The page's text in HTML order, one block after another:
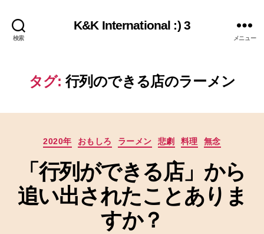
検索
K&K International :) 3
メニュー
タグ: 行列のできる店のラーメン
カ
ゴ
リ
ー
2020年 おもしろ ラーメン 悲劇 料理 無念
「行列ができる店」から
追い出されたことありま
すか？